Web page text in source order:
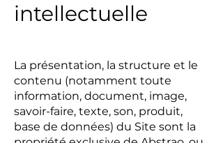
intellectuelle
La présentation, la structure et le
contenu (notamment toute
information, document, image,
savoir-faire, texte, son, produit,
base de données) du Site sont la